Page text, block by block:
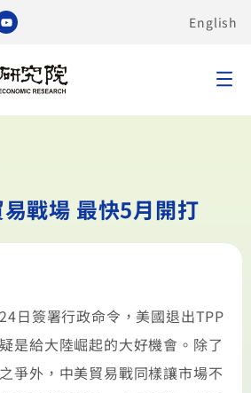
English
戰場 最快5月開打
簽署行政命令，美國退出TPP
是給大陸崛起的大好機會。除了
爭外，中美貿易戰同樣讓市場不